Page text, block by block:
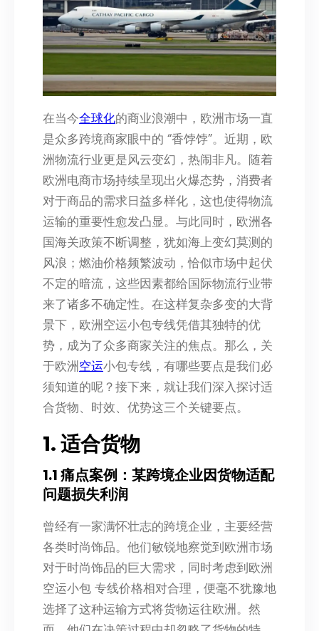
在当今全球化的商业浪潮中，欧洲市场一直
是众多跨境商家眼中的 “香饽饽”。近期，欧
洲物流行业更是风云变幻，热闹非凡。随着
欧洲电商市场持续呈现出火爆态势，消费者
对于商品的需求日益多样化，这也使得物流
运输的重要性愈发凸显。与此同时，欧洲各
国海关政策不断调整，犹如海上变幻莫测的
风浪；燃油价格频繁波动，恰似市场中起伏
不定的暗流，这些因素都给国际物流行业带
来了诸多不确定性。在这样复杂多变的大背
景下，欧洲空运小包专线凭借其独特的优
势，成为了众多商家关注的焦点。那么，关
于欧洲空运小包专线，有哪些要点是我们必
须知道的呢？接下来，就让我们深入探讨适
合货物、时效、优势这三个关键要点。
1. 适合货物
1.1 痛点案例：某跨境企业因货物适配
问题损失利润
曾经有一家满怀壮志的跨境企业，主要经营
各类时尚饰品。他们敏锐地察觉到欧洲市场
对于时尚饰品的巨大需求，同时考虑到欧洲
空运小包 专线价格相对合理，便毫不犹豫地
选择了这种运输方式将货物运往欧洲。然